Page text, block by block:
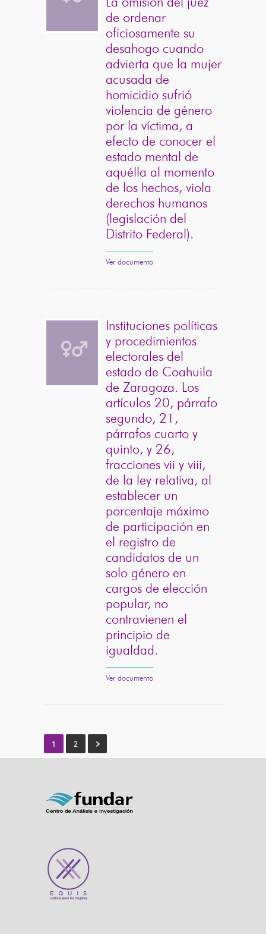
de ordenar
oficiosamente su
desahogo cuando
advierta que la mujer
acusada de
homicidio sufrió
violencia de género
por la víctima, a
efecto de conocer el
estado mental de
aquélla al momento
de los hechos, viola
derechos humanos
(legislación del
Distrito Federal).
Ver documento
Instituciones políticas
y procedimientos
electorales del
estado de Coahuila
de Zaragoza. Los
artículos 20, párrafo
segundo, 21,
párrafos cuarto y
quinto, y 26,
fracciones vii y viii,
de la ley relativa, al
establecer un
porcentaje máximo
de participación en
el registro de
candidatos de un
solo género en
cargos de elección
popular, no
contravienen el
principio de
igualdad.
Ver documento
1 2